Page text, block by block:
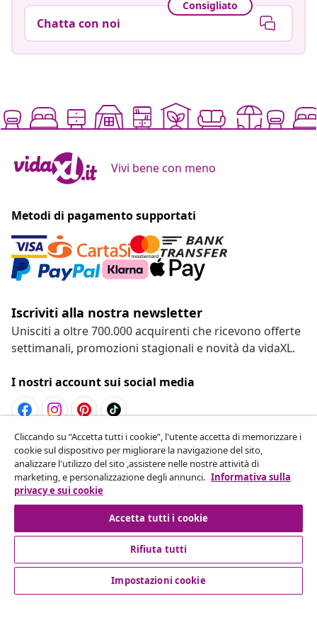
Consigliato
Chatta con noi
Vivi bene con meno
Metodi di pagamento supportati
Iscriviti alla nostra newsletter
Unisciti a oltre 700.000 acquirenti che ricevono offerte
settimanali, promozioni stagionali e novità da vidaXL.
I nostri account sui social media
Recesso dal contratto
Invia una richiesta di recesso per il tuo ordine.
Recesso dal contratto
Servizio clienti
Cliccando su “Accetta tutti i cookie”, l'utente accetta di memorizzare i
cookie sul dispositivo per migliorare la navigazione del sito,
analizzare l'utilizzo del sito ,assistere nelle nostre attività di
marketing, e personalizzazione degli annunci. Informativa sulla
privacy e sui cookie
Accetta tutti i cookie
Rifiuta tutti
Impostazioni cookie